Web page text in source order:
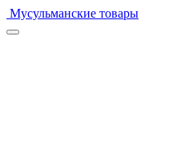
Мусульманские товары